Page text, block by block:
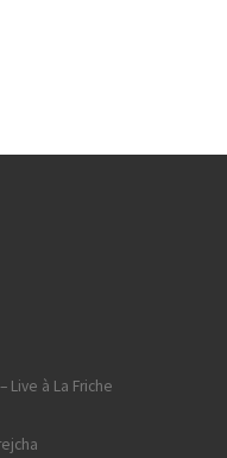
Live à La Friche